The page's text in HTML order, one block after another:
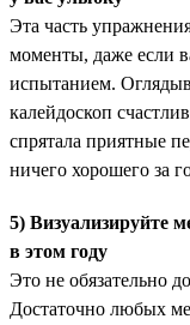
Эта часть
моменты, даже если
испытанием.
калейдоскоп
спрятала приятные
ничего хорошего за
5) Визуализируйте
в этом году
Это не обязательно
Достаточно любых